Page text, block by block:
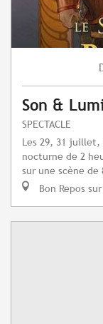
Son &
SPECTACLE
Les 29, 31 juillet,
nocturne de 2
sur une scène de
Bon Repos